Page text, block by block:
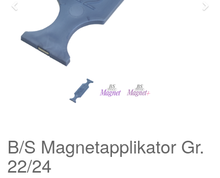
B/S Magnetapplikator Gr.
22/24